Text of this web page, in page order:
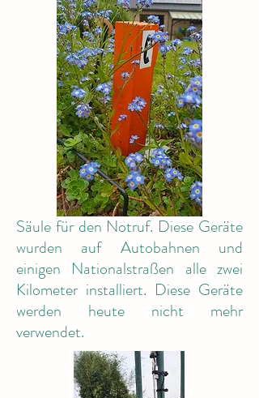
Säule für den Notruf. Diese Geräte
wurden auf Autobahnen und
einigen Nationalstraßen alle zwei
Kilometer installiert. Diese Geräte
werden heute nicht mehr
verwendet.